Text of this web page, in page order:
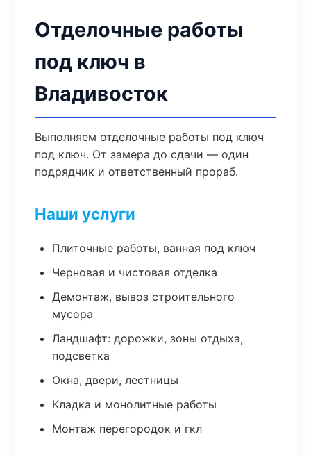
Отделочные работы
под ключ в
Владивосток
Выполняем отделочные работы под ключ
под ключ. От замера до сдачи — один
подрядчик и ответственный прораб.
Наши услуги
Плиточные работы, ванная под ключ
Черновая и чистовая отделка
Демонтаж, вывоз строительного
мусора
Ландшафт: дорожки, зоны отдыха,
подсветка
Окна, двери, лестницы
Кладка и монолитные работы
Монтаж перегородок и гкл